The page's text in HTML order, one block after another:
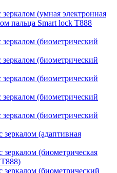
(умная электронная
пальца Smart lock T888
(биометрический
(биометрический
(биометрический
(биометрический
(биометрический
зеркалом (адаптивная
зеркалом (биометрическая
зеркалом (биометрический